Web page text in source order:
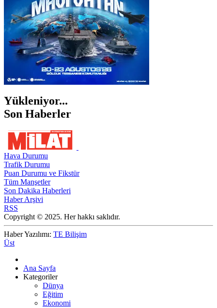
Yükleniyor...
Son Haberler
Hava Durumu
Trafik Durumu
Puan Durumu ve Fikstür
Tüm Manşetler
Son Dakika Haberleri
Haber Arşivi
RSS
Copyright © 2025. Her hakkı saklıdır.
Haber Yazılımı: TE Bilişim
Üst
Ana Sayfa
Kategoriler
Dünya
Eğitim
Ekonomi